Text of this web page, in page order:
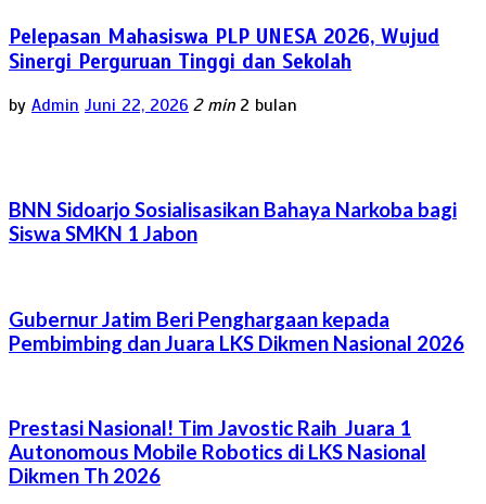
Pelepasan Mahasiswa PLP UNESA 2026, Wujud
Sinergi Perguruan Tinggi dan Sekolah
by Admin Juni 22, 2026 2 min 2 bulan
BNN Sidoarjo Sosialisasikan Bahaya Narkoba bagi
Siswa SMKN 1 Jabon
Gubernur Jatim Beri Penghargaan kepada
Pembimbing dan Juara LKS Dikmen Nasional 2026
Prestasi Nasional! Tim Javostic Raih Juara 1
Autonomous Mobile Robotics di LKS Nasional
Dikmen Th 2026